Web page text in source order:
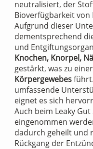
neutralisiert, der
Bioverfügbarkeit
Aufgrund dieser
dementsprechend
und
Knochen, Knorpel,
gestärkt, was zu einer
Körpergewebes
umfassende
eignet es sich
Auch beim Leaky
eingenommen
dadurch geheilt und
Rückgang der